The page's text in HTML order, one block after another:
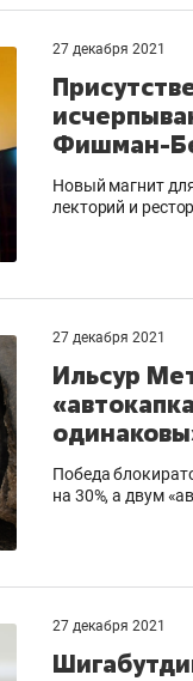
27 декабря 2021
Фишман-
Новый магнит
лекторий и
27 декабря 2021
Ильсур
Победа
на 30%, а двум
27 декабря 2021